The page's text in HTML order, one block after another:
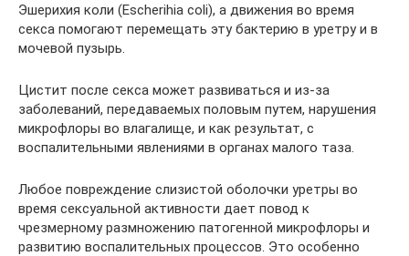
Эшерихия коли (Escherihia coli), а движения во время
секса помогают перемещать эту бактерию в уретру и в
мочевой пузырь.
Цистит после секса может развиваться и из-за
заболеваний, передаваемых половым путем, нарушения
микрофлоры во влагалище, и как результат, с
воспалительными явлениями в органах малого таза.
Любое повреждение слизистой оболочки уретры во
время сексуальной активности дает повод к
чрезмерному размножению патогенной микрофлоры и
развитию воспалительных процессов. Это особенно